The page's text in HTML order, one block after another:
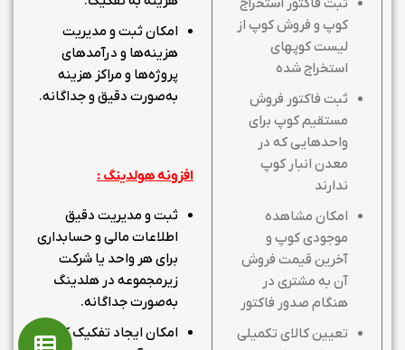
ثبت فاکتور استخراج
کوپ و فروش کوپ از
لیست کوپهای
استخراج شده
ثبت فاکتور فروش
مستقیم کوپ برای
واحدهایی که در
معدن انبار کوپ
ندارند
امکان مشاهده
موجودی کوپ و
آخرین قیمت فروش
آن به مشتری در
هنگام صدور فاکتور
تعیین کالای تکمیلی
امکان ثبت و مدیریت
هزینه‌ها و درآمدهای
پروژه‌ها و مراکز هزینه
به‌صورت دقیق و جداگانه.
افزونه هولدینگ :
ثبت و مدیریت دقیق
اطلاعات مالی و حسابداری
برای هر واحد یا شرکت
زیرمجموعه در هلدینگ
به‌صورت جداگانه.
امکان ایجاد تفکیک کامل